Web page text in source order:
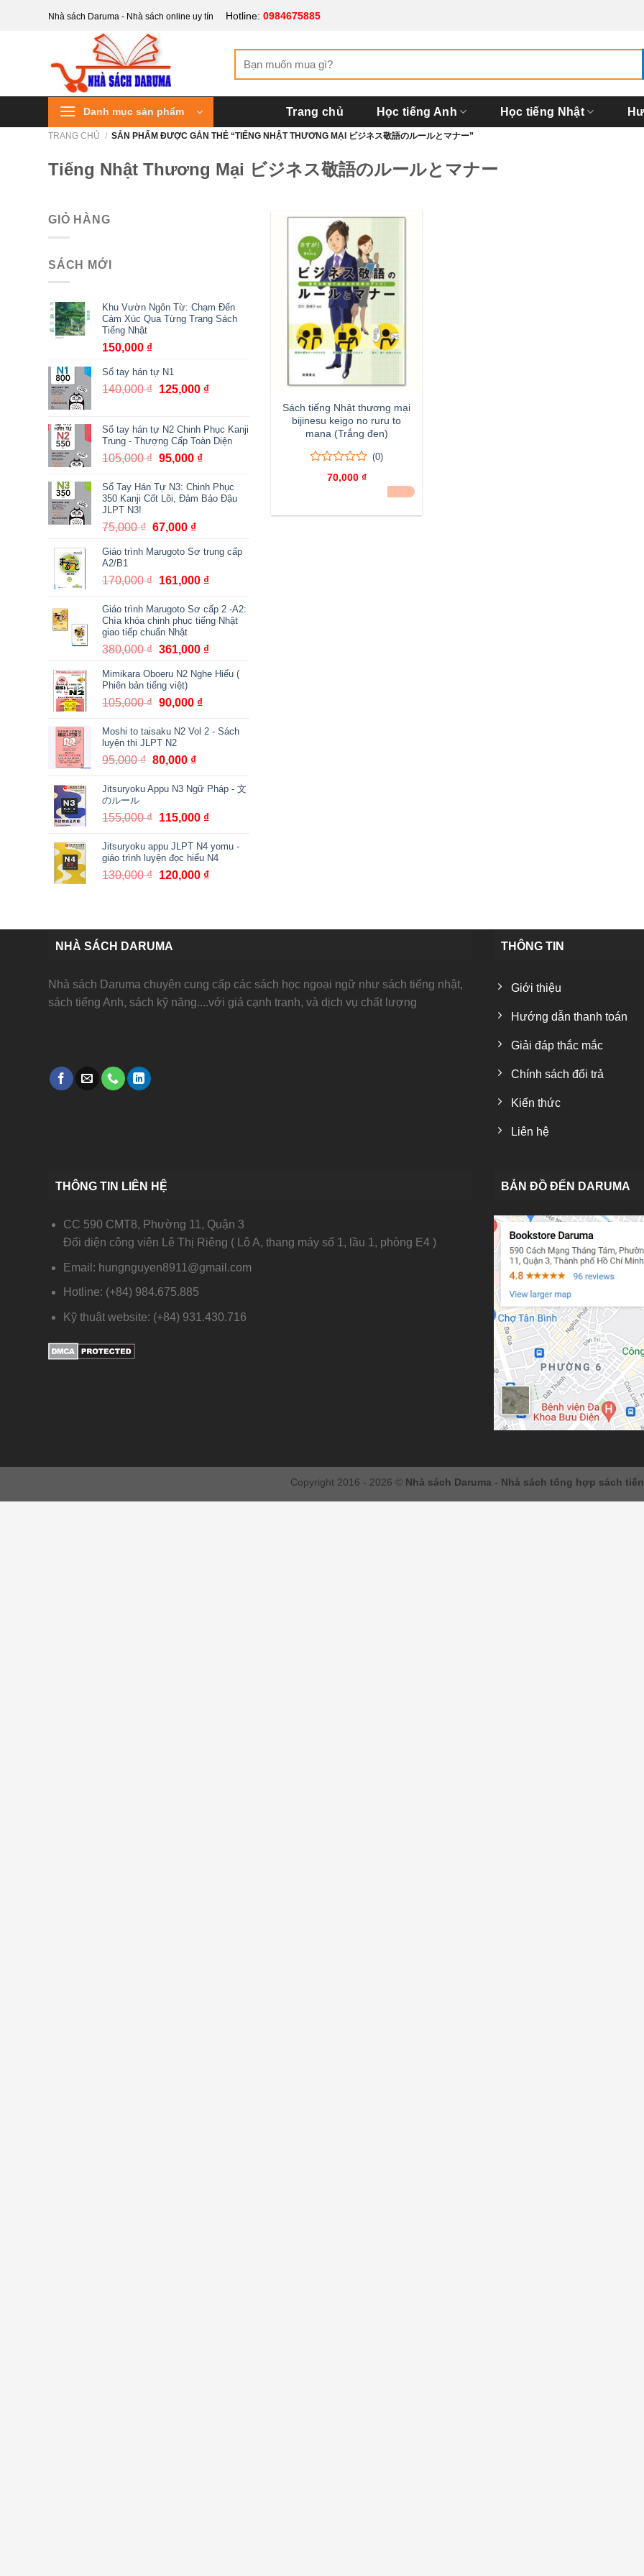
Nhà sách Daruma - Nhà sách online uy tín Hotline: 0984675885
kiếm:
Danh mục sản phẩm Trang chủ Học tiếng Anh Học tiếng Nhật
TRANG CHỦ / SẢN PHẨM ĐƯỢC GẮN THẺ “TIẾNG NHẬT THƯƠNG MẠI ビジネス敬語のルールとマナー”
Tiếng Nhật Thương Mại ビジネス敬語のルールとマナー
GIỎ HÀNG
SÁCH MỚI
Khu Vườn Ngôn Từ: Chạm Đến
Cảm Xúc Qua Từng Trang Sách
Tiếng Nhật
150,000 ₫
Sổ tay hán tự N1
140,000₫ Giá
140,000 ₫.
125,000 ₫Giá
là:
125,000 ₫.
Sổ tay hán tự N2 Chinh Phục Kanji
Trung - Thượng Cấp Toàn Diện
105,000₫ Giá
là:
105,000 ₫.
95,000 ₫Giá
tại
là:
Sổ Tay Hán Tự N3: Chinh Phục
350 Kanji Cốt Lõi, Đảm Bảo Đậu
JLPT N3!
75,000₫ Giá
là:
67,000 ₫Giá
tại
67,000 ₫.
Giáo trình Marugoto Sơ trung cấp
A2/B1
170,000₫ Giá
là:
170,000 ₫.
161,000 ₫Giá
tại
là:
Giáo trình Marugoto Sơ cấp 2 -A2:
Chìa khóa chinh phục tiếng Nhật
giao tiếp chuẩn Nhật
380,000₫ Giá
là:
380,000 ₫.
361,000 ₫Giá
tại
Mimikara Oboeru N2 Nghe Hiểu (
Phiên bản tiếng việt)
105,000₫ Giá
là:
105,000 ₫.
90,000 ₫Giá
tại
Moshi to taisaku N2 Vol 2 - Sách
luyện thi JLPT N2
95,000₫ Giá
là:
80,000 ₫Giá
tại
80,000 ₫.
Jitsuryoku Appu N3 Ngữ Pháp - 文
のルール
155,000₫ Giá
là:
155,000 ₫.
115,000 ₫Giá
tại
là:
115,000 ₫.
Jitsuryoku appu JLPT N4 yomu -
giáo trình luyện đọc hiểu N4
130,000₫ Giá
120,000 ₫Giá
Sách tiếng Nhật thương mại
bijinesu keigo no ruru to
mana (Trắng đen)
giá
(0)
70,000 ₫
NHÀ SÁCH DARUMA
Nhà sách Daruma chuyên cung cấp các sách học ngoại ngữ như sách tiếng nhật,
sách tiếng Anh, sách kỹ năng....với giá cạnh tranh, và dịch vụ chất lượng
THÔNG TIN
Giới thiệu
Hướng dẫn thanh toán
Giải đáp thắc mắc
Chính sách đổi trả
Kiến thức
Liên hệ
THÔNG TIN LIÊN HỆ
CC 590 CMT8, Phường 11, Quận 3
Đối diện công viên Lê Thị Riêng ( Lô A, thang máy số 1, lầu 1, phòng E4 )
Email: hungnguyen8911@gmail.com
Hotline: (+84) 984.675.885
Kỹ thuật website: (+84) 931.430.716
BẢN ĐỒ ĐẾN DARUMA
Copyright 2016 - 2026 © Nhà sách Daruma - Nhà sách tổng hợp sách